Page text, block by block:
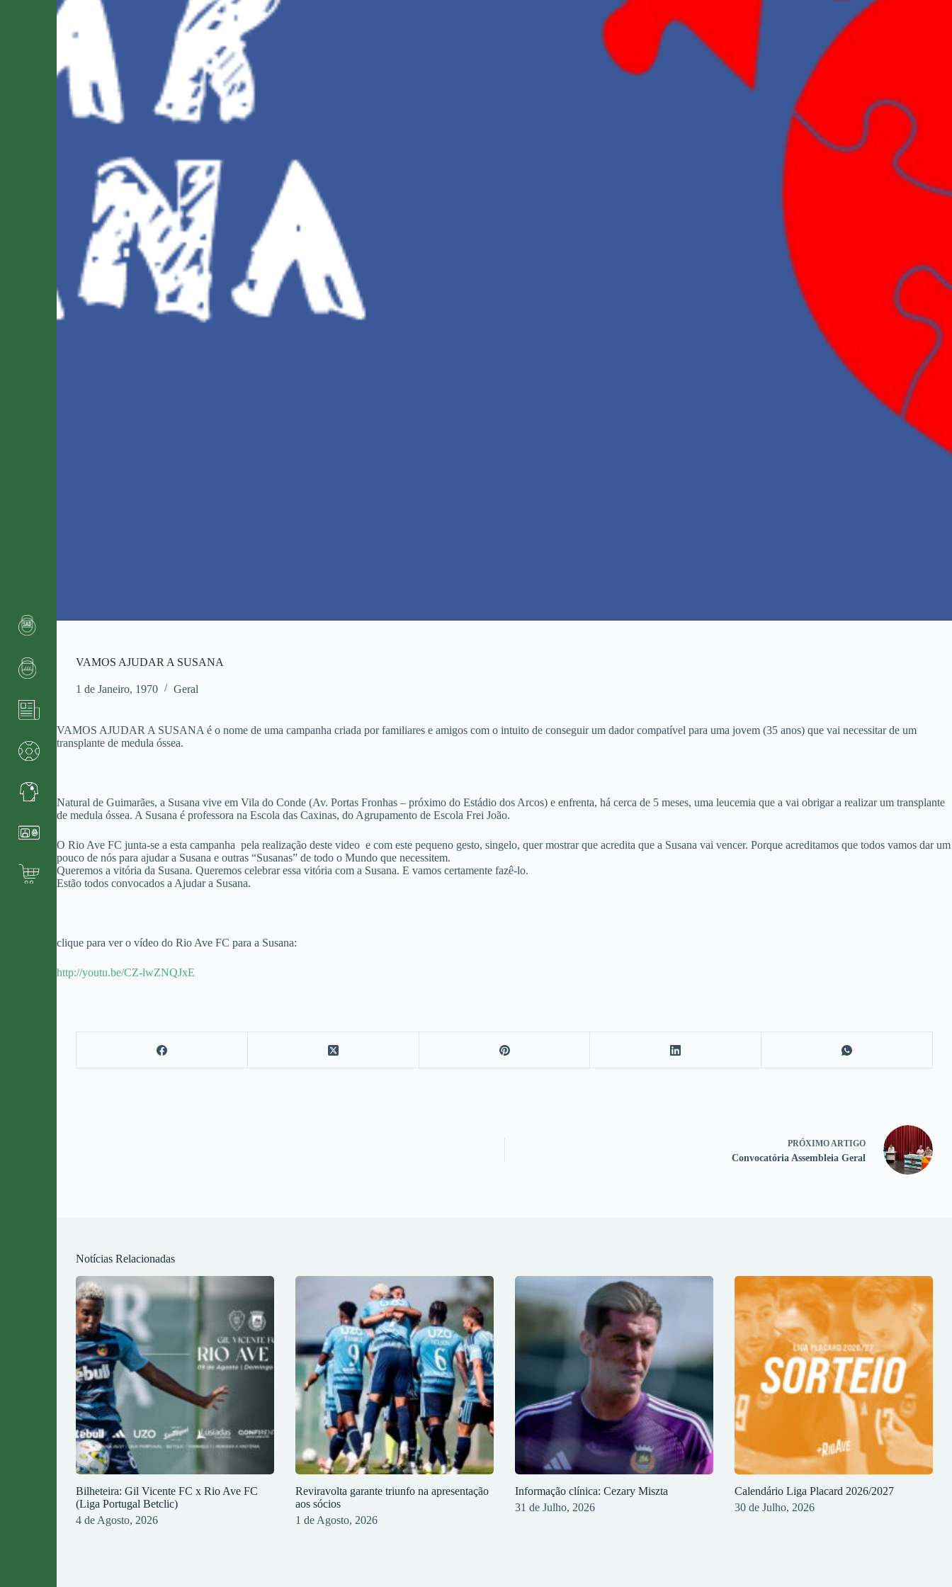
VAMOS AJUDAR A SUSANA
1 de Janeiro, 1970 Geral
VAMOS AJUDAR A SUSANA é o nome de uma campanha criada por familiares e amigos com o intuito de conseguir um dador compatível para uma jovem (35 anos) que vai necessitar de um
transplante de medula óssea.
Natural de Guimarães, a Susana vive em Vila do Conde (Av. Portas Fronhas – próximo do Estádio dos Arcos) e enfrenta, há cerca de 5 meses, uma leucemia que a vai obrigar a realizar um transplante
de medula óssea. A Susana é professora na Escola das Caxinas, do Agrupamento de Escola Frei João.
O Rio Ave FC junta-se a esta campanha pela realização deste video e com este pequeno gesto, singelo, quer mostrar que acredita que a Susana vai vencer. Porque acreditamos que todos vamos dar um
pouco de nós para ajudar a Susana e outras “Susanas” de todo o Mundo que necessitem.
Queremos a vitória da Susana. Queremos celebrar essa vitória com a Susana. E vamos certamente fazê-lo.
Estão todos convocados a Ajudar a Susana.
clique para ver o vídeo do Rio Ave FC para a Susana:
http://youtu.be/CZ-lwZNQJxE
PRÓXIMO ARTIGO
Convocatória Assembleia Geral
Notícias Relacionadas
Bilheteira: Gil Vicente FC x Rio Ave FC
(Liga Portugal Betclic)
4 de Agosto, 2026
Reviravolta garante triunfo na apresentação
aos sócios
1 de Agosto, 2026
Informação clínica: Cezary Miszta
31 de Julho, 2026
Calendário Liga Placard 2026/2027
30 de Julho, 2026